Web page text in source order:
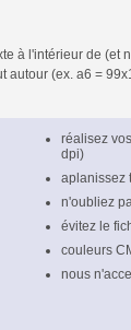
à l'intérieur de (et
autour (ex. a6 =
réalisez
dpi)
aplanissez
n'oubliez
évitez le
couleurs
nous